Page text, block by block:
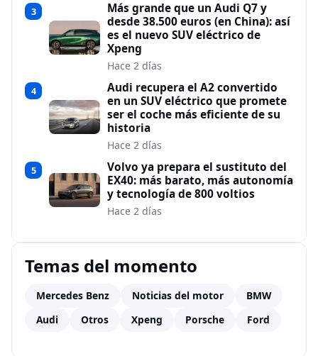
3
Más grande que un Audi Q7 y
desde 38.500 euros (en China): así
es el nuevo SUV eléctrico de
Xpeng
Hace 2 días
4
Audi recupera el A2 convertido
en un SUV eléctrico que promete
ser el coche más eficiente de su
historia
Hace 2 días
5
Volvo ya prepara el sustituto del
EX40: más barato, más autonomía
y tecnología de 800 voltios
Hace 2 días
Temas del momento
Mercedes Benz Noticias del motor
BMW
Audi
Otros Xpeng Porsche Ford